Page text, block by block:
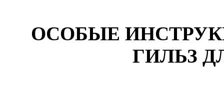
ОСОБЫЕ
ГИЛЬЗ